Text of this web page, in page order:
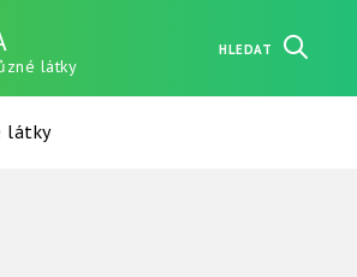
látky
HLEDAT
látky